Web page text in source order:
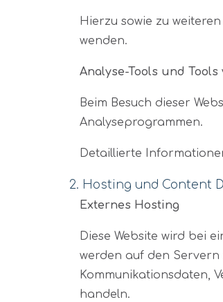
Hierzu sowie zu
wenden.
Analyse-Tools und
Beim Besuch dieser
Analyseprogrammen.
Detaillierte
2. Hosting und Content
Externes Hosting
Diese Website wird bei
werden auf den Servern
Kommunikationsdaten,
handeln.